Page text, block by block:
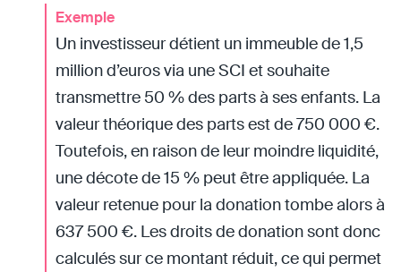
Exemple
Un investisseur détient un immeuble de 1,5
million d’euros via une SCI et souhaite
transmettre 50 % des parts à ses enfants. La
valeur théorique des parts est de 750 000 €.
Toutefois, en raison de leur moindre liquidité,
une décote de 15 % peut être appliquée. La
valeur retenue pour la donation tombe alors à
637 500 €. Les droits de donation sont donc
calculés sur ce montant réduit, ce qui permet